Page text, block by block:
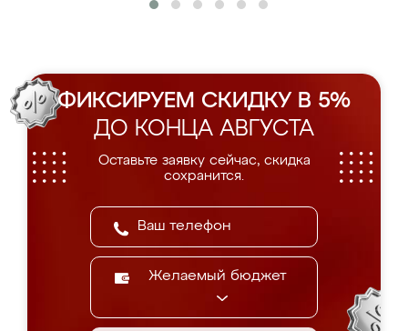
ФИКСИРУЕМ СКИДКУ В 5%
ДО КОНЦА АВГУСТА
Оставьте заявку сейчас, скидка
сохранится.
Желаемый бюджет